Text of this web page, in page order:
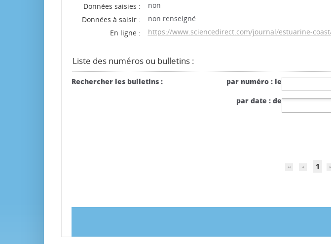
Données saisies :
non
Données à saisir :
non renseigné
En ligne :
https://www.sciencedirect.com/journal/estuarine-
Liste des numéros ou bulletins :
Rechercher les bulletins : par numéro : le
par date : de
1